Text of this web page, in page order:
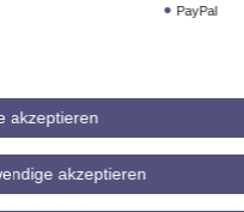
PayPal
akzeptieren
akzeptieren